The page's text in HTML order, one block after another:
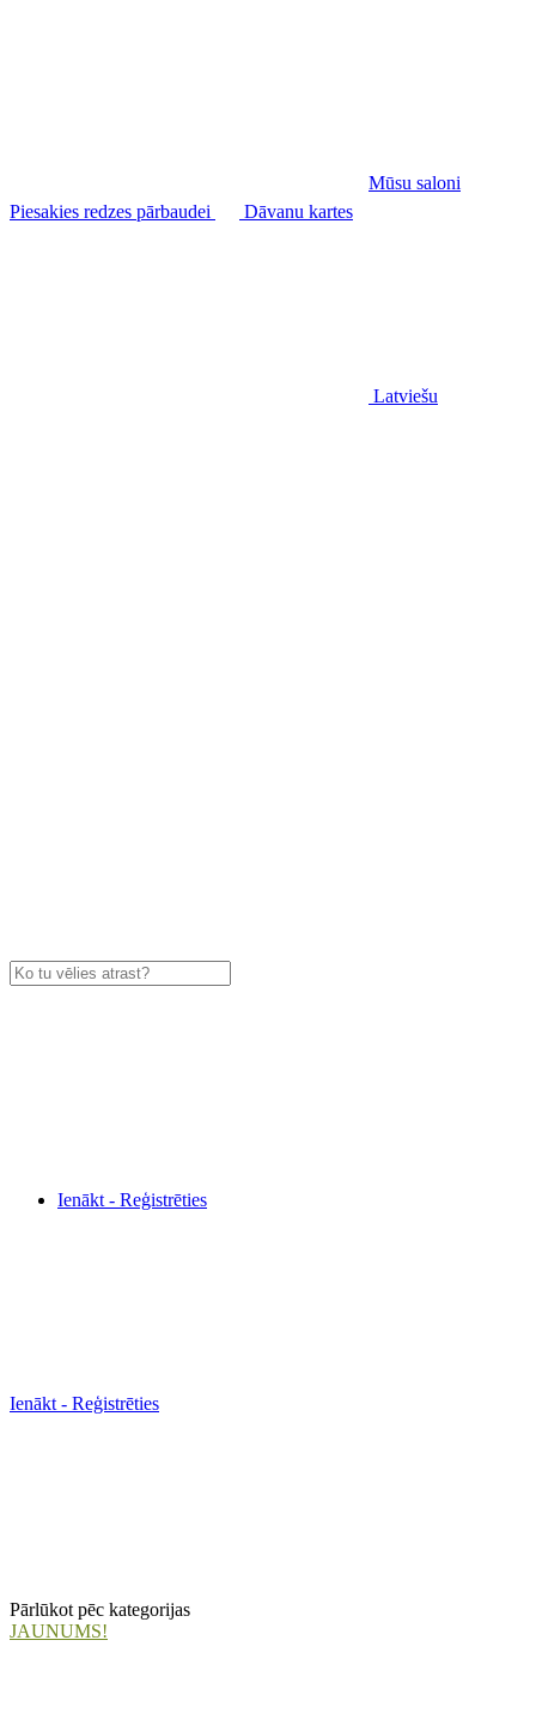
Mūsu saloni
Piesakies redzes pārbaudei
Dāvanu kartes
Latviešu
Ienākt - Reģistrēties
Ienākt - Reģistrēties
Pārlūkot pēc kategorijas
JAUNUMS!